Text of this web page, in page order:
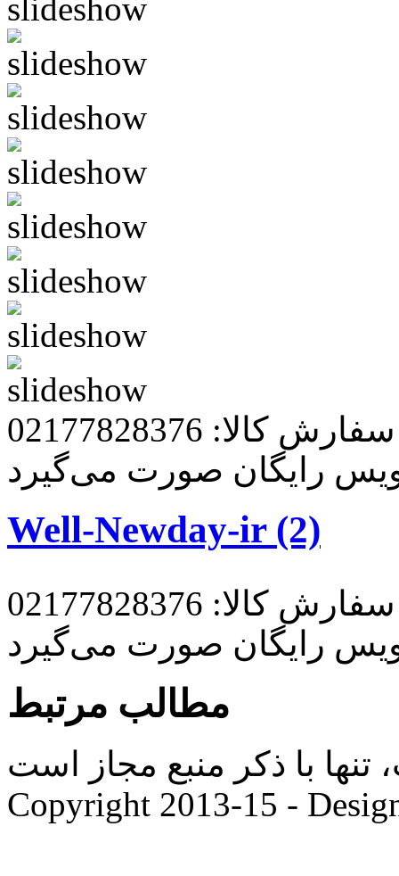
کالا: 02177828376
رایگان صورت می‌گیرد
Well-Newday-ir (2)
کالا: 02177828376
رایگان صورت می‌گیرد
مطالب مرتبط
با ذکر منبع مجاز است. |
Copyright 2013-15 -